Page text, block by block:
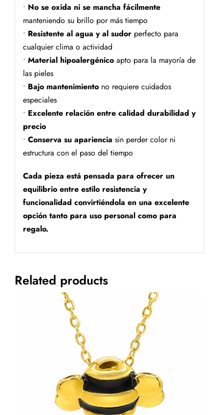
• No se oxida ni se mancha fácilmente
manteniendo su brillo por más tiempo
• Resistente al agua y al sudorperfecto para
cualquier clima o actividad
• Material hipoalergénicoapto para la mayoría de
las pieles
• Bajo mantenimientono requiere cuidados
especiales
• Excelente relación entre calidad durabilidad y
precio
• Conserva su apariencia sin perder color ni
estructura con el paso del tiempo
Cada pieza está pensada para ofrecer un
equilibrio entre estilo resistencia y
funcionalidad convirtiéndola en una excelente
opción tanto para uso personal como para
regalo.
Related products